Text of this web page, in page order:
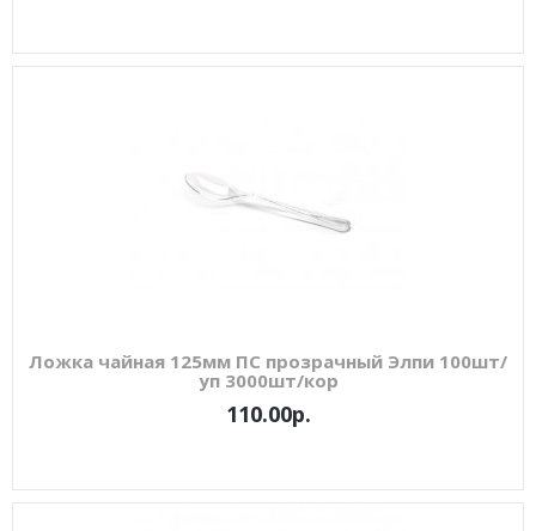
Ложка чайная 125мм ПС прозрачный Элпи 100шт/
уп 3000шт/кор
110.00р.